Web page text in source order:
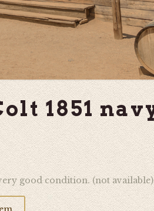
1851
good condition. (not available)